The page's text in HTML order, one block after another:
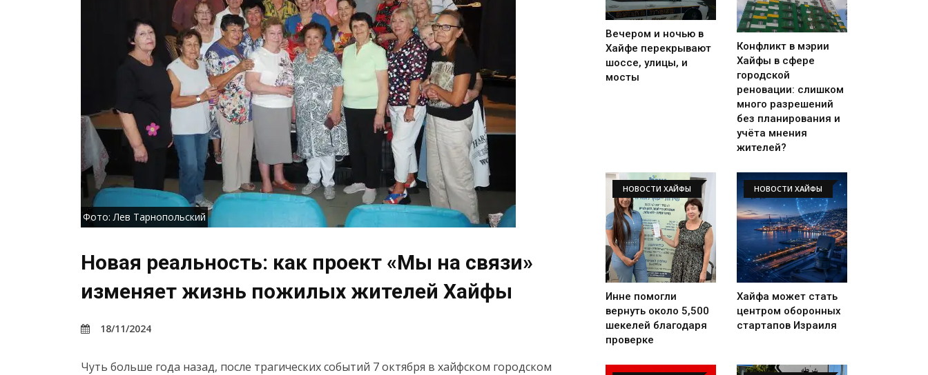
Фото: Лев Тарнопольский
Новая реальность: как проект «Мы на связи»
изменяет жизнь пожилых жителей Хайфы
18/11/2024
Чуть больше года назад, после трагических событий 7 октября в хайфском городском
Вечером и ночью в
Хайфе перекрывают
шоссе, улицы, и
мосты
Конфликт в мэрии
Хайфы в сфере
городской
реновации: слишком
много разрешений
без планирования и
учёта мнения
жителей?
НОВОСТИ ХАЙФЫ
Инне помогли
вернуть около 5,500
шекелей благодаря
проверке
НОВОСТИ ХАЙФЫ
Хайфа может стать
центром оборонных
стартапов Израиля